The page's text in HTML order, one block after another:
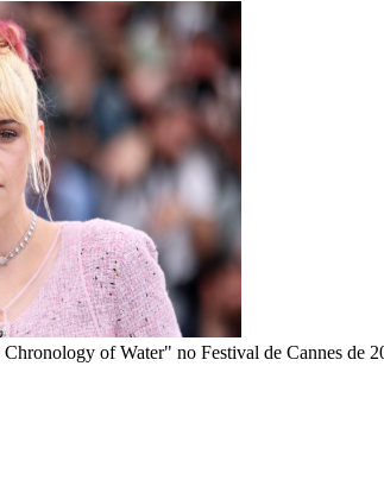
of Water" no Festival de Cannes de